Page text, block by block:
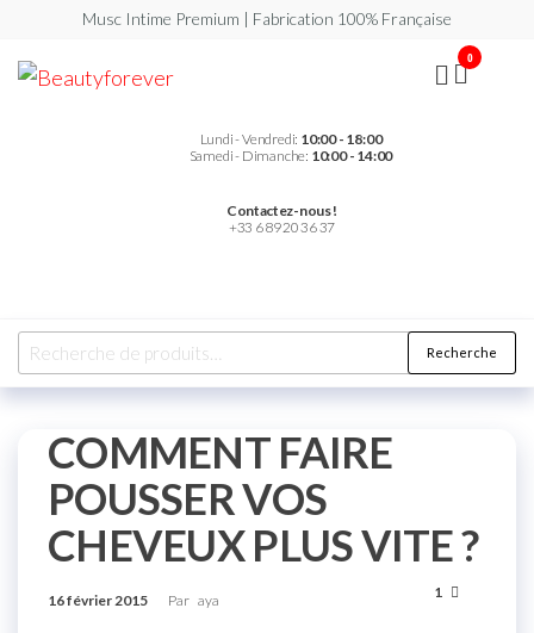
Musc Intime Premium | Fabrication 100% Française
Lundi - Vendredi: 10:00 - 18:00
Samedi - Dimanche: 10:00 - 14:00
Contactez-nous !
+33 6 89 20 36 37
0
Recherche
COMMENT FAIRE
POUSSER VOS
CHEVEUX PLUS VITE ?
16 février 2015 Par aya 1